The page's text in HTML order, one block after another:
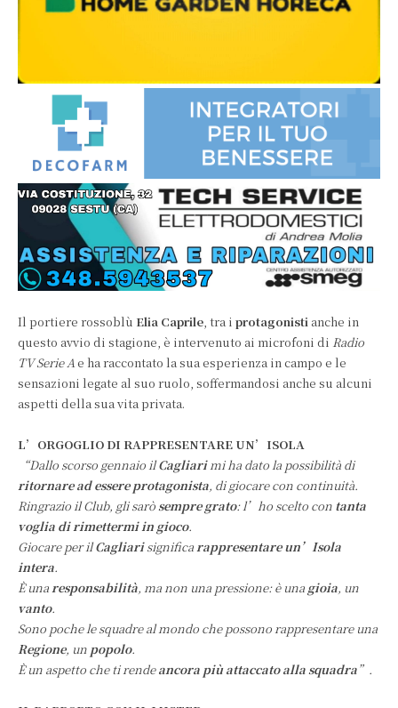
Il portiere rossoblù Elia Caprile, tra i protagonisti anche in
questo avvio di stagione, è intervenuto ai microfoni di Radio
TV Serie Ae ha raccontato la sua esperienza in campo e le
sensazioni legate al suo ruolo, soffermandosi anche su alcuni
aspetti della sua vita privata.
L’ORGOGLIO DI RAPPRESENTARE UN’ISOLA
“Dallo scorso gennaio ilCagliarimi ha dato la possibilità di
ritornare ad essere protagonista, di giocare con continuità.
Ringrazio il Club, gli saròsempre grato: l’ho scelto con tanta
voglia di rimettermi in gioco.
Giocare per ilCagliarisignificarappresentare un’Isola
intera.
È unaresponsabilità, ma non una pressione: è una gioia, un
vanto.
Sono poche le squadre al mondo che possono rappresentare una
Regione, un popolo.
È un aspetto che ti rendeancora più attaccato alla squadra”.